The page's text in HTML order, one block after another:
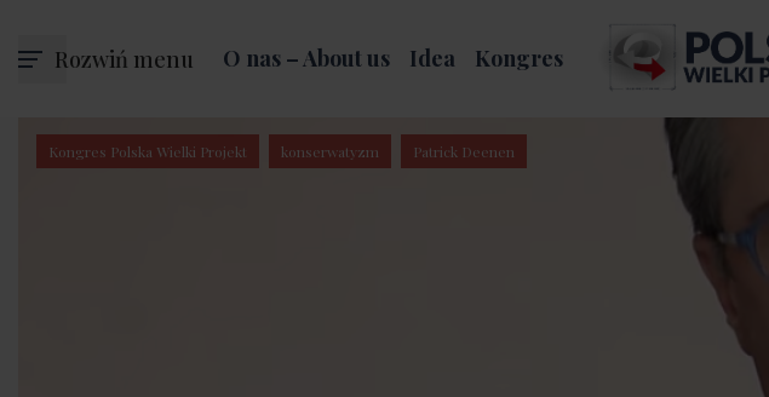
Rozwiń menu O nas – About us Idea Kongres
Kongres Polska Wielki Projekt konserwatyzm Patrick Deenen